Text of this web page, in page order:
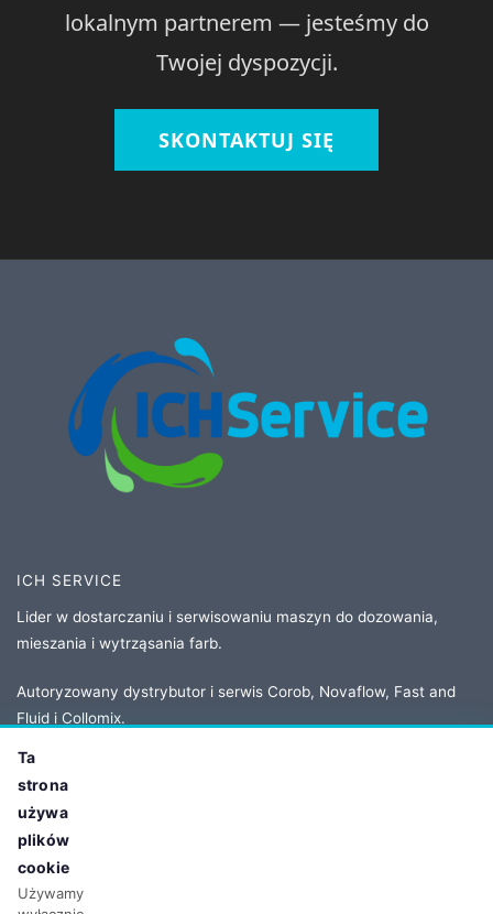
lokalnym partnerem — jesteśmy do
Twojej dyspozycji.
SKONTAKTUJ SIĘ
ICH SERVICE
Lider w dostarczaniu i serwisowaniu maszyn do dozowania,
mieszania i wytrząsania farb.
Autoryzowany dystrybutor i serwis Corob, Novaflow, Fast and
Fluid i Collomix.
KONTAKT
Adres:
62-064 Plewiska, Poland
Tel: +48 61 86 77 208
Ta
strona
używa
plików
cookie
Używamy